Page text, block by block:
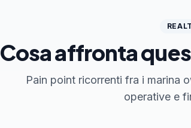
Cosa affronta
Pain point ricorrenti fra i marina
operative e